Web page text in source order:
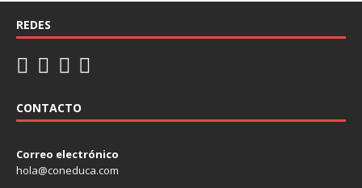
REDES
CONTACTO
Correo electrónico
hola@coneduca.com